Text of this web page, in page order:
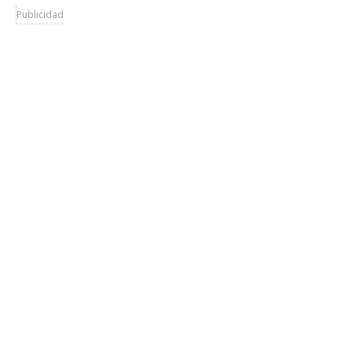
Publicidad